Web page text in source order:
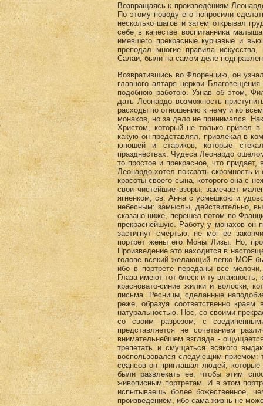
Возвращаясь к произведениям
По этому поводу его попросили
несколько шагов и затем открывал
себе в качестве воспитанника
имевшего прекрасные курчавые и
преподал многие правила
Салаи, были на самом деле
Возвратившись во Флоренцию, он
главного алтаря церкви
подобною работою. Узнав об этом,
дать Леонардо возможность
расходы по отношению к нему и ко
монахов, но за дело не принимался.
Христом, который не только привел
какую он представлял, привлекал в
юношей и стариков, которые
празднествах. Чудеса Леонардо
то простое и прекрасное, что
Леонардо хотел показать скромность
красоты своего сына, которого она с
свои чистейшие взоры, замечает
ягненком, св. Анна с усмешкою и
небесным: замыслы, действительно,
сказано ниже, перешел потом во
прекраснейшую. Работу у монахов он
застигнут смертью, не мог ее
портрет жены его Моны Лизы. Но,
Произведение это находится в
голове всякий желающий легко MOF
ибо в портрете переданы все
Глаза имеют тот блеск и ту
красновато-синие жилки и волоски,
письма. Ресницы, сделанные
реже, образуя соответственно
натуральностью. Нос, со своими
со своим разрезом, с
представляется не сочетанием
внимательнейшем взгляде -
трепетать и смущаться всякого
воспользовался следующим приемом:
сеансов он приглашал людей,
были развлекать ее, чтобы этим
живописным портретам. И в этом
испытываешь более божественное,
произведением, ибо сама жизнь не